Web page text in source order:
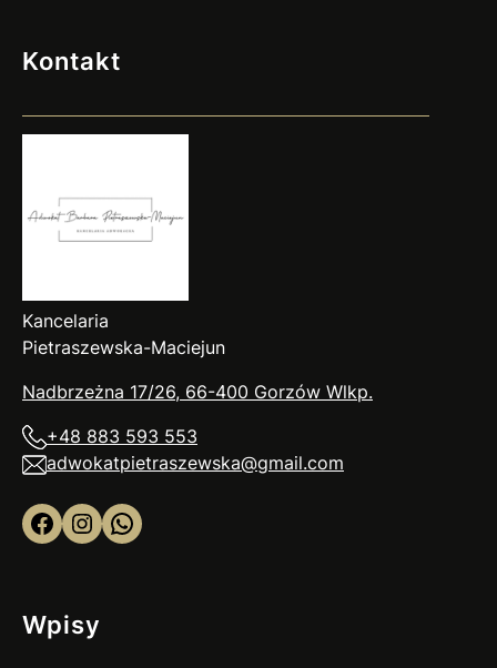
Kontakt
Kancelaria
Pietraszewska-Maciejun
Nadbrzeżna 17/26, 66-400 Gorzów Wlkp.
+48 883 593 553
adwokatpietraszewska@gmail.com
Facebook Instagram WhatsApp
Wpisy